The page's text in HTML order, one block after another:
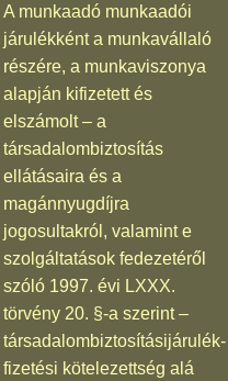
A munkaadó munkaadói
járulékként a munkavállaló
részére, a munkaviszonya
alapján kifizetett és
elszámolt – a
társadalombiztosítás
ellátásaira és a
magánnyugdíjra
jogosultakról, valamint e
szolgáltatások fedezetéről
szóló 1997. évi LXXX.
törvény 20. §-a szerint –
társadalombiztosításijárulék-
fizetési kötelezettség alá